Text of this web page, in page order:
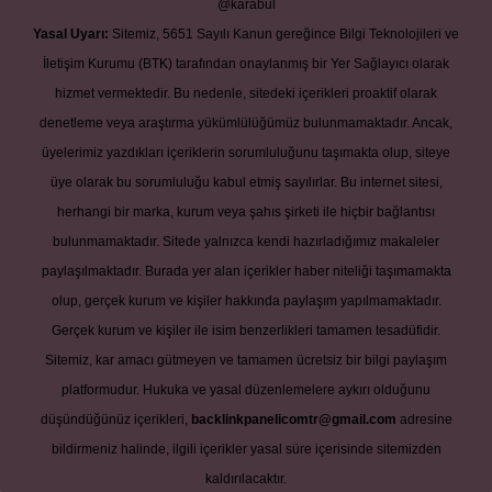
@karabul
Yasal Uyarı: Sitemiz, 5651 Sayılı Kanun gereğince Bilgi Teknolojileri ve
İletişim Kurumu (BTK) tarafından onaylanmış bir Yer Sağlayıcı olarak
hizmet vermektedir. Bu nedenle, sitedeki içerikleri proaktif olarak
denetleme veya araştırma yükümlülüğümüz bulunmamaktadır. Ancak,
üyelerimiz yazdıkları içeriklerin sorumluluğunu taşımakta olup, siteye
üye olarak bu sorumluluğu kabul etmiş sayılırlar. Bu internet sitesi,
herhangi bir marka, kurum veya şahıs şirketi ile hiçbir bağlantısı
bulunmamaktadır. Sitede yalnızca kendi hazırladığımız makaleler
paylaşılmaktadır. Burada yer alan içerikler haber niteliği taşımamakta
olup, gerçek kurum ve kişiler hakkında paylaşım yapılmamaktadır.
Gerçek kurum ve kişiler ile isim benzerlikleri tamamen tesadüfidir.
Sitemiz, kar amacı gütmeyen ve tamamen ücretsiz bir bilgi paylaşım
platformudur. Hukuka ve yasal düzenlemelere aykırı olduğunu
düşündüğünüz içerikleri, backlinkpanelicomtr@gmail.com adresine
bildirmeniz halinde, ilgili içerikler yasal süre içerisinde sitemizden
kaldırılacaktır.